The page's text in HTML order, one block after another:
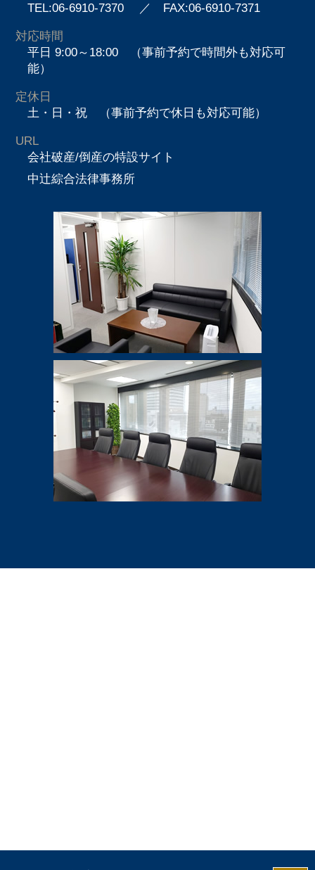
TEL:06-6910-7370 ／ FAX:06-6910-7371
対応時間
平日 9:00～18:00 （事前予約で時間外も対応可
能）
定休日
土・日・祝 （事前予約で休日も対応可能）
URL
会社破産/倒産の特設サイト
中辻綜合法律事務所